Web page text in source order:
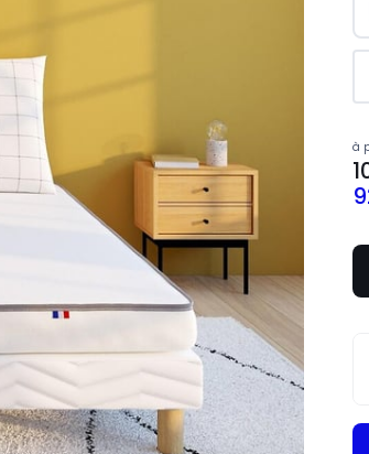
à
€
à
la
à